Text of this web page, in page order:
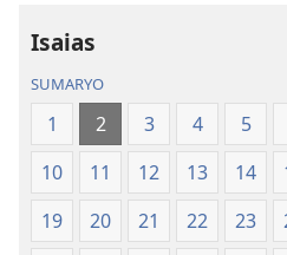
Isaias
SUMARYO
1 2 3 4 5
10
11 12 13 14
19
20 21 22 23